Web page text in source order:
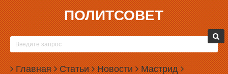
ПОЛИТСОВЕТ
Главная Статьи Новости Мастрид
20.07.2009, 13:58
В СВЕРДЛОВСКОЙ ОБЛАСТИ РАБОТАЮТ 15
ПАССИВНЫХ МЭРОВ